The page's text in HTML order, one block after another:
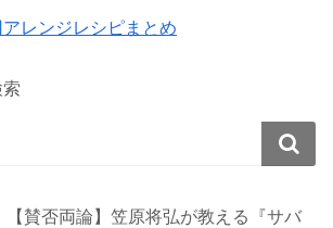
レンジレシピまとめ
【賛否両論】笠原将弘が教える『サバ